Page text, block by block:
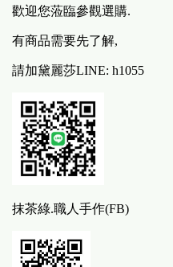
歡迎您蒞臨參觀選購.
有商品需要先了解,
請加黛麗莎LINE: h1055
抹茶綠.職人手作(FB)